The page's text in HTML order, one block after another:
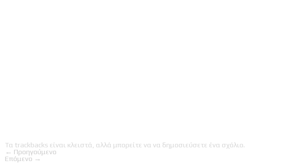
Τα trackbacks είναι κλειστά, αλλά μπορείτε να να δημοσιεύσετε ένα σχόλιο.
← Προηγούμενο
Επόμενο →